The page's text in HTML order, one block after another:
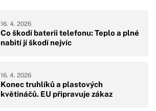
Co škodí baterii telefonu: Teplo a plné
nabití jí škodí nejvíc
16. 4. 2026
Konec truhlíků a plastových
květináčů. EU připravuje zákaz
16. 4. 2026